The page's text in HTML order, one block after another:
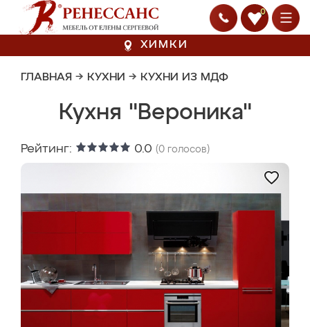
0
ХИМКИ
ГЛАВНАЯ → КУХНИ → КУХНИ ИЗ МДФ
Кухня "Вероника"
Рейтинг: 0.0 (0 голосов)